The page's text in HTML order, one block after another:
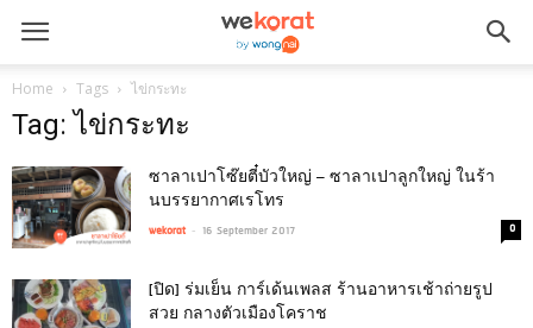
Home Tags ไข่กระทะ
Tag: ไข่กระทะ
ซาลาเปาโซ๊ยตี๋บัวใหญ่ – ซาลาเปาลูกใหญ่ ในร้า
นบรรยากาศเรโทร
wekorat - 16 September 2017 0
[ปิด] ร่มเย็น การ์เด้นเพลส ร้านอาหารเช้าถ่ายรูป
สวย กลางตัวเมืองโคราช